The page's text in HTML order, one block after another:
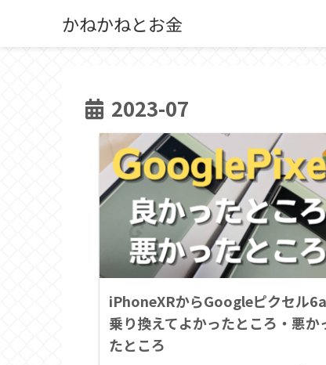
かねかねとお金
2023-07
iPhoneXRからGoogleピクセル
乗り換えてよかったところ・悪か
たところ